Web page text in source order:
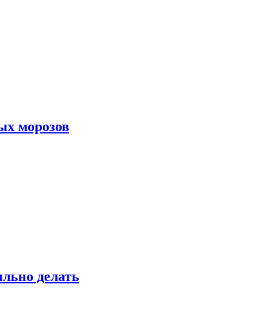
морозов
делать